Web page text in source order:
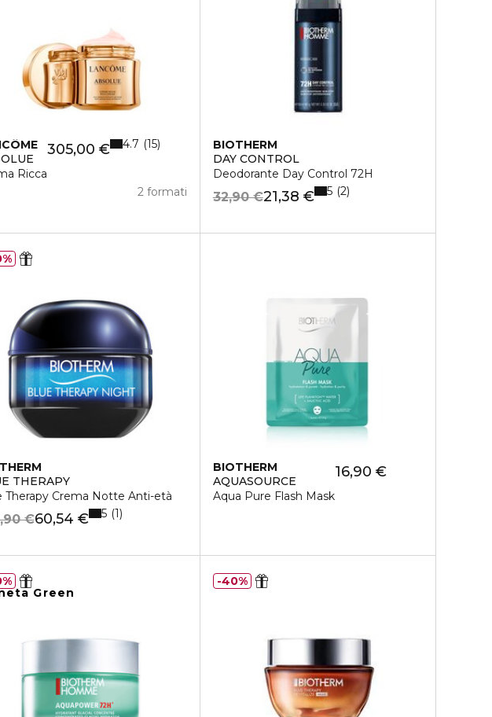
Ricca
305,00 €
2 formati
4.7 15
BIOTHERM
DAY CONTROL
Deodorante Day Control 72H
21,38 €
32,90 € 5 2
THERAPY
Therapy Crema Notte Anti-età
60,54 €
€ 5 1
BIOTHERM
AQUASOURCE
Aqua Pure Flash Mask
16,90 €
Green
40%